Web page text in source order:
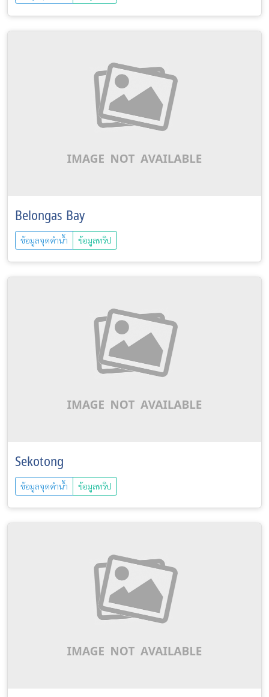
Belongas Bay
ข้อมูลจุดดำน้ำ ข้อมูลทริป
Sekotong
ข้อมูลจุดดำน้ำ ข้อมูลทริป